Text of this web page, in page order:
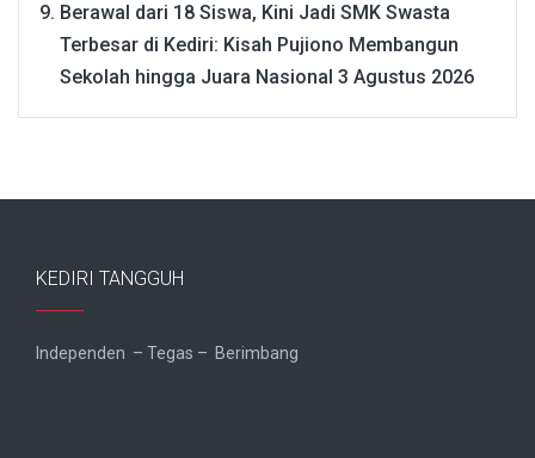
Berawal dari 18 Siswa, Kini Jadi SMK Swasta
Terbesar di Kediri: Kisah Pujiono Membangun
Sekolah hingga Juara Nasional 3 Agustus 2026
KEDIRI TANGGUH
Independen – Tegas – Berimbang